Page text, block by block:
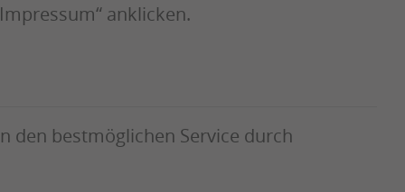
anklicken.
den bestmöglichen Service durch